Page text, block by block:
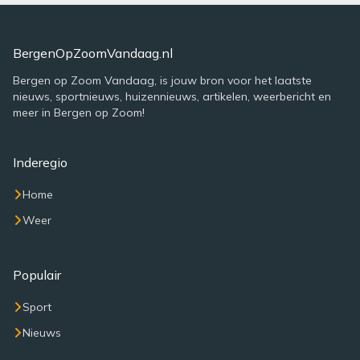
BergenOpZoomVandaag.nl
Bergen op Zoom Vandaag, is jouw bron voor het laatste
nieuws, sportnieuws, huizennieuws, artikelen, weerbericht en
meer in Bergen op Zoom!
Inderegio
Home
Weer
Populair
Sport
Nieuws